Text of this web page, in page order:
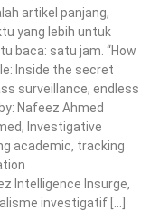
artikel panjang,
yang lebih untuk
baca: satu jam. “How
Inside the secret
surveillance, endless
Nafeez Ahmed
Investigative
academic, tracking
Intelligence Insurge,
investigatif […]